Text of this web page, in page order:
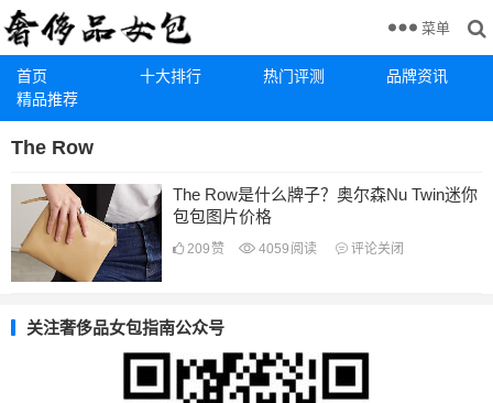
首页 十大排行 热门评测
品牌资讯
精品推荐
菜单
The Row
The Row是什么牌子？奥尔森Nu Twin迷你
包包图片价格
209 赞 4059 阅读 评论关闭
关注奢侈品女包指南公众号